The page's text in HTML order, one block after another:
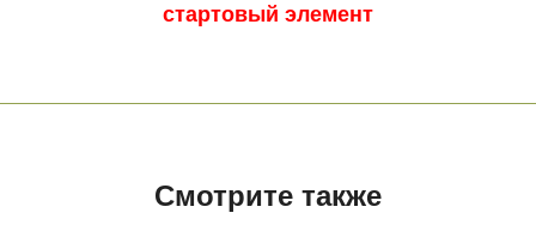
стартовый элемент
Смотрите также